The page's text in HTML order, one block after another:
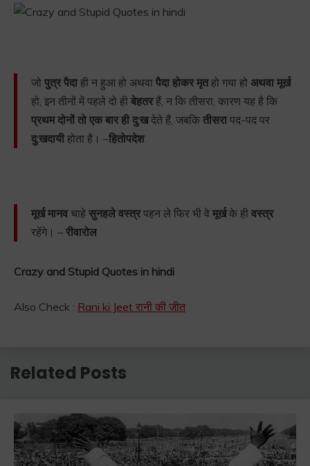
जो पुत्र पैदाही न हुआ हो अथवा पैदा होकर मृतहो गया हो अथवा मूर्ख
हो, इन तीनों में पहले दो ही बेहतरहैं, न कि तीसरा, कारण यह है कि
प्रथम दोनों तो एक बार ही दु:खदेते हैं, जबकि तीसरापद-पद पर
दु:खदायीहोता है। –हितोपदेश
मूर्ख मानवचाहे सुनहले वस्त्रपहन ले फिर भी वे मूर्खके ही वस्त्र
रहेंगे। – रीवारोल
Crazy and Stupid Quotes in hindi
Also Check : Rani ki Jeet रानी की जीत
Related Posts